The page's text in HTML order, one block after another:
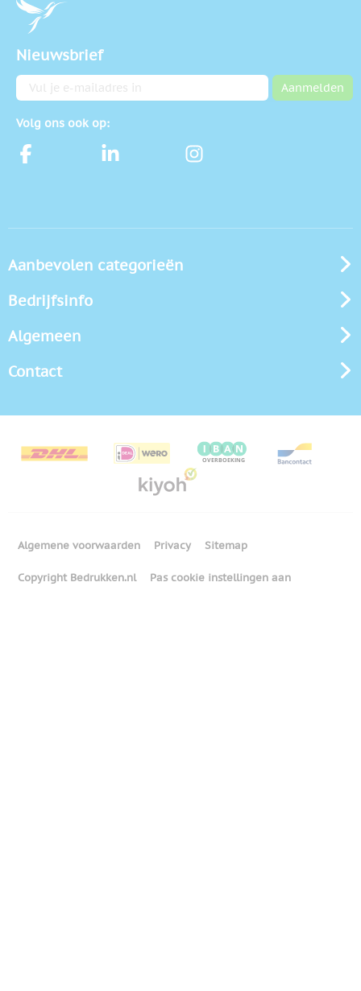
Nieuwsbrief
E-mailadres Aanmelden
Volg ons ook op:
Aanbevolen categorieën
Bedrijfsinfo
Algemeen
Contact
Algemene voorwaarden Privacy Sitemap
Copyright Bedrukken.nl Pas cookie instellingen aan